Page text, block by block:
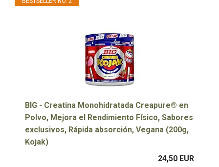
BIG - Creatina Monohidratada Creapure® en
Polvo, Mejora el Rendimiento Físico, Sabores
exclusivos, Rápida absorción, Vegana (200g,
Kojak)
24,50 EUR